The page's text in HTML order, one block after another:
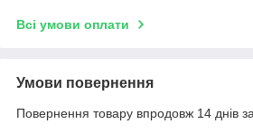
Всі умови оплати
Умови повернення
Повернення товару впродовж 14 днів